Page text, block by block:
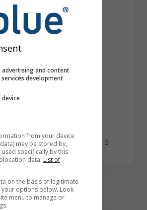
alle Wetterinformationen in 3
advertising and content
development
from your device
may be stored by,
specifically by this
data. List of
on the basis of legitimate
your options below. Look
menu to manage or